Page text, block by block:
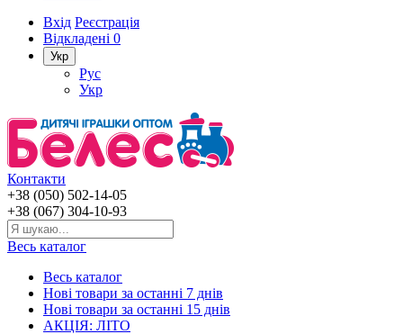
Вхід Реєстрація
Відкладені 0
Укр
Рус
Укр
Контакти
+38 (050) 502-14-05
+38 (067) 304-10-93
Весь каталог
Весь каталог
Нові товари за останнi 7 днiв
Нові товари за останнi 15 днiв
АКЦІЯ: ЛІТО